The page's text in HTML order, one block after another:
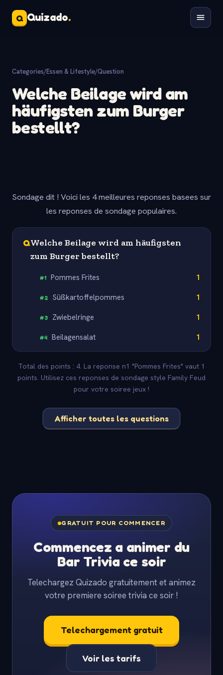
Q Quizado.
Categories/Essen & Lifestyle/Question
Welche Beilage wird am
häufigsten zum Burger
bestellt?
Sondage dit ! Voici les 4 meilleures reponses basees sur
les reponses de sondage populaires.
QWelche Beilage wird am häufigsten
zum Burger bestellt?
#1 Pommes Frites 1
#2 Süßkartoffelpommes 1
#3 Zwiebelringe 1
#4 Beilagensalat 1
Total des points : 4. La reponse n1 "Pommes Frites" vaut 1
points. Utilisez ces reponses de sondage style Family Feud
pour votre soiree jeux !
Afficher toutes les questions
GRATUIT POUR COMMENCER
Commencez a animer du
Bar Trivia ce soir
Telechargez Quizado gratuitement et animez
votre premiere soiree trivia ce soir !
Telechargement gratuit
Voir les tarifs